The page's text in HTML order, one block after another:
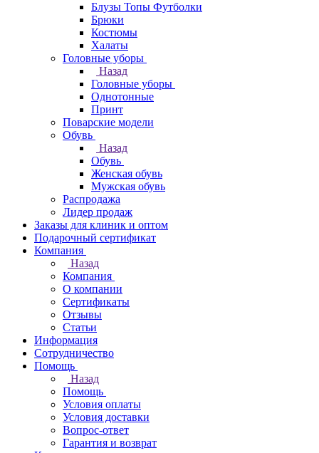
Блузы Топы Футболки
Брюки
Костюмы
Халаты
Головные уборы
Назад
Головные уборы
Однотонные
Принт
Поварские модели
Обувь
Назад
Обувь
Женская обувь
Мужская обувь
Распродажа
Лидер продаж
Заказы для клиник и оптом
Подарочный сертификат
Компания
Назад
Компания
О компании
Сертификаты
Отзывы
Статьи
Информация
Сотрудничество
Помощь
Назад
Помощь
Условия оплаты
Условия доставки
Вопрос-ответ
Гарантия и возврат